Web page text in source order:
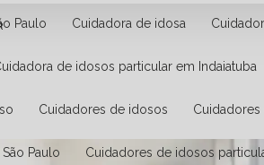
Paulo Cuidadora de idosa
Cuidadora de idosos particular em Indaiatuba
Cuidadores de idosos
Paulo Cuidadores de idosos